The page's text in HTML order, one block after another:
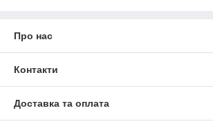
Про нас
Контакти
Доставка та оплата